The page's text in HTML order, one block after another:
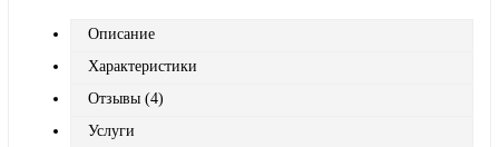
Описание
Характеристики
Отзывы (4)
Услуги